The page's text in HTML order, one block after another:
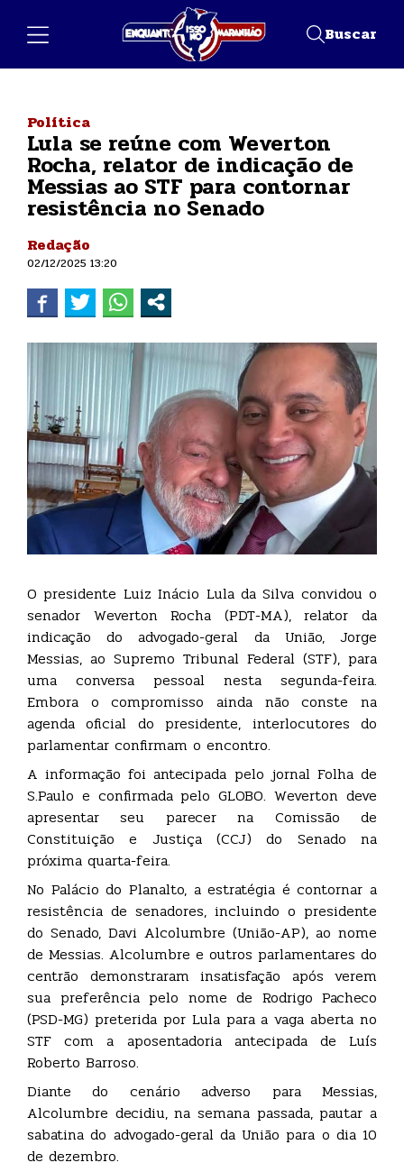
Buscar
Política
Lula se reúne com Weverton
Rocha, relator de indicação de
Messias ao STF para contornar
resistência no Senado
Redação
02/12/2025 13:20
O presidente Luiz Inácio Lula da Silva convidou o
senador Weverton Rocha (PDT-MA), relator da
indicação do advogado-geral da União, Jorge
Messias, ao Supremo Tribunal Federal (STF), para
uma conversa pessoal nesta segunda-feira.
Embora o compromisso ainda não conste na
agenda oficial do presidente, interlocutores do
parlamentar confirmam o encontro.
A informação foi antecipada pelo jornal Folha de
S.Paulo e confirmada pelo GLOBO. Weverton deve
apresentar seu parecer na Comissão de
Constituição e Justiça (CCJ) do Senado na
próxima quarta-feira.
No Palácio do Planalto, a estratégia é contornar a
resistência de senadores, incluindo o presidente
do Senado, Davi Alcolumbre (União-AP), ao nome
de Messias. Alcolumbre e outros parlamentares do
centrão demonstraram insatisfação após verem
sua preferência pelo nome de Rodrigo Pacheco
(PSD-MG) preterida por Lula para a vaga aberta no
STF com a aposentadoria antecipada de Luís
Roberto Barroso.
Diante do cenário adverso para Messias,
Alcolumbre decidiu, na semana passada, pautar a
sabatina do advogado-geral da União para o dia 10
de dezembro.